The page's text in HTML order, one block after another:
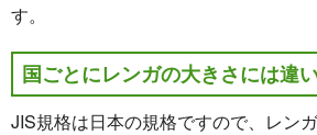
す。
国ごとにレンガの大きさには違
JIS規格は日本の規格ですので、レン